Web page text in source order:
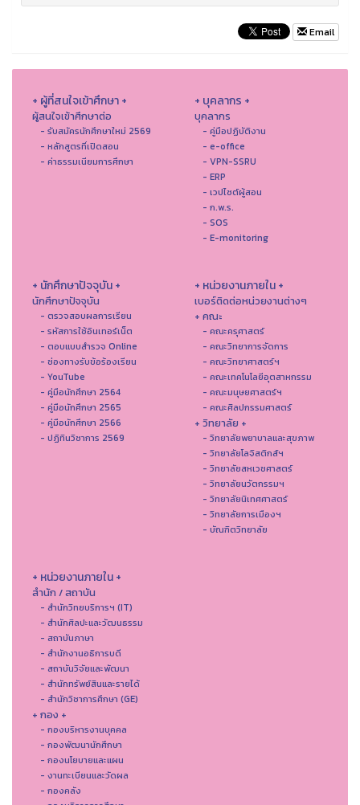
Email
+ ผู้ที่สนใจเข้าศึกษา +
ผู้สนใจเข้าศึกษาต่อ
- รับสมัครนักศึกษาใหม่ 2569
- หลักสูตรที่เปิดสอน
- ค่าธรรมเนียมการศึกษา
+ บุคลากร +
บุคลากร
- คู่มือปฏิบัติงาน
- e-office
- VPN-SSRU
- ERP
- เวปไซต์ผู้สอน
- ก.พ.ร.
- SOS
- E-monitoring
+ นักศึกษาปัจจุบัน +
นักศึกษาปัจจุบัน
- ตรวจสอบผลการเรียน
- รหัสการใช้อินเทอร์เน็ต
- ตอบแบบสำรวจ Online
- ช่องทางรับข้อร้องเรียน
- YouTube
- คู่มือนักศึกษา 2564
- คู่มือนักศึกษา 2565
- คู่มือนักศึกษา 2566
- ปฏิทินวิชาการ 2569
+ หน่วยงานภายใน +
เบอร์ติดต่อหน่วยงานต่างๆ
+ คณะ
- คณะครุศาสตร์
- คณะวิทยาการจัดการ
- คณะวิทยาศาสตร์ฯ
- คณะเทคโนโลยีอุตสาหกรรม
- คณะมนุษยศาสตร์ฯ
- คณะศิลปกรรมศาสตร์
+ วิทยาลัย +
- วิทยาลัยพยาบาลและสุขภาพ
- วิทยาลัยโลจิสติกส์ฯ
- วิทยาลัยสหเวชศาสตร์
- วิทยาลัยนวัตกรรมฯ
- วิทยาลัยนิเทศศาสตร์
- วิทยาลัยการเมืองฯ
- บัณฑิตวิทยาลัย
+ หน่วยงานภายใน +
สำนัก / สถาบัน
- สำนักวิทยบริการฯ (IT)
- สํานักศิลปะและวัฒนธรรม
- สถาบันภาษา
- สำนักงานอธิการบดี
- สถาบันวิจัยและพัฒนา
- สำนักทรัพย์สินและรายได้
- สำนักวิชาการศึกษา (GE)
+ กอง +
- กองบริหารงานบุคคล
- กองพัฒนานักศึกษา
- กองนโยบายและแผน
- งานทะเบียนและวัดผล
- กองคลัง